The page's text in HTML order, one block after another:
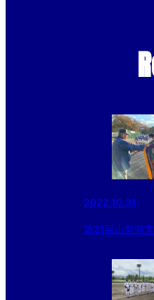
2022.10.31
第21回山梨県